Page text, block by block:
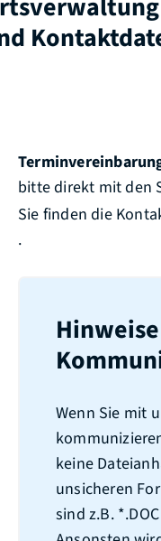
bitte direkt mit den
Sie finden die
.
Wenn Sie mit
keine
unsicheren
sind z.B.